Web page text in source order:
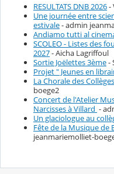
RESULTATS DNB 2026-
Une journée entre
estivale- admin
Andiamo tutti al
SCOLEO - Listes des
2027- Aicha Lagriffoul
Sortie Joëlettes 3ème-
Projet " Jeunes en
La Chorale des
boege2
Concert de l'Atelier
Narcisses à Villard -
Un glaciologue au
Fête de la Musique de
jeanmariemolliet-